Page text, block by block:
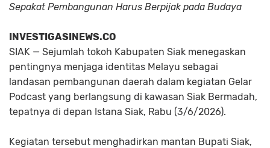
Sepakat Pembangunan Harus Berpijak pada Budaya
INVESTIGASINEWS.CO
SIAK — Sejumlah tokoh Kabupaten Siak menegaskan
pentingnya menjaga identitas Melayu sebagai
landasan pembangunan daerah dalam kegiatan Gelar
Podcast yang berlangsung di kawasan Siak Bermadah,
tepatnya di depan Istana Siak, Rabu (3/6/2026).
Kegiatan tersebut menghadirkan mantan Bupati Siak,